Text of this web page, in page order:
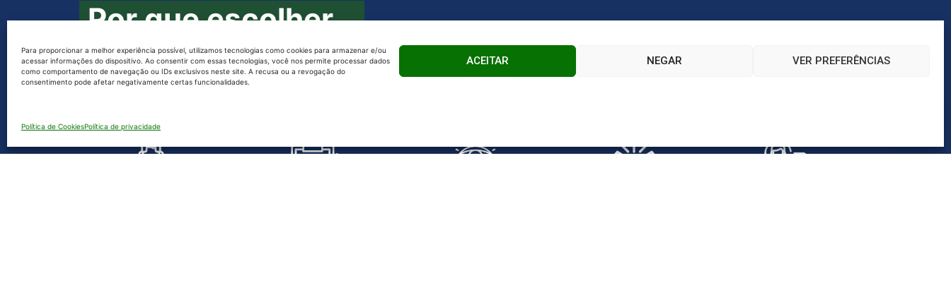
Para proporcionar a melhor experiência possível, utilizamos tecnologias como cookies para armazenar e/ou
acessar informações do dispositivo. Ao consentir com essas tecnologias, você nos permite processar dados
como comportamento de navegação ou IDs exclusivos neste site. A recusa ou a revogação do
consentimento pode afetar negativamente certas funcionalidades.
ACEITAR NEGAR VER PREFERÊNCIAS
Política de CookiesPolítica de privacidade
Por que escolher
a
Ecosciences